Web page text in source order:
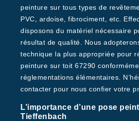
peinture sur tous types de
PVC, ardoise, fibrociment, etc.
disposons du matériel nécessaire
résultat de qualité. Nous
technique la plus appropriée pour
peinture sur toit 67290
réglementations élémentaires.
contacter pour nous confier votre
L’importance d’une pose
Tieffenbach